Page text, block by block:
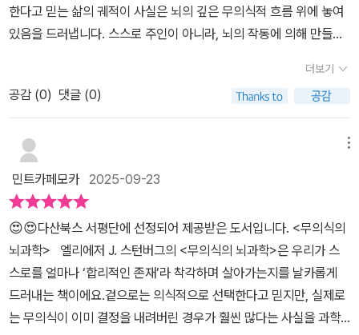
심리이지 않은가? 그러한 이해들이 결국 우리를 더 우리다운 길로 인
도하지 않을까 싶다. 우리 자신을 좀 더 이해하고자 바라는 분들의 선
택일 본서를 통해 적지 않은 깨우침과 일상의 팁들이 주어질 거라 장
담할 수도 있을 것 같다.
꿈은 대체적으로 꽤 기괴한 편이다. 무의식에 운전석을 맡길 때딴생
각에 깊게 빠진 운전자는 운전을 했다는 의식적 경험을 기억하지 못
사고로 이어질 뻔한 상황에서는 깜짝 놀라 얼른 정신을 차리고 브레
이익 소리를 내며 급정차한다. 운전자는 어쩌다 이렇게 되었는지 곰
닐지도 모른다. 잠깐이 아니라 훨씬 심각한 수준으로 멍하니 운전했
다는 생각이 든다. 어쩌면 그는 운전하는 내내 자신이 완전히 다른 데
정신을 팔고 있었을지도 모른다고 생각한다. 이렇게 멍한 상태에서
운전하는 것은 앞을 보지 않고 운전한 것이나 다를 바 없다. 운전 중
휴대전화 사용에 대한 연구도 이런 부주의 운전자의 생각을 확인시켜
준다. 한 연구에서 피험자들은 이어폰을 끼고 통화를 하면서 시뮬레
이션 운전을 했다. 시뮬레이션 상의 지도 프로그램으로 잠시 연습한
학과 뇌과학, 철학을 종횡무진 넘나들며 무의식의 실체를 파헤치고
있었는데...​뇌의 무의식은 과거 경험을 회상하고 시연하는 방법으로
방대한 기억 저장 창고에서 정보를 가져와 합리적인 선택을 하게 한
다. 문제는 기억이 항상 믿을 만한 정보원은 아니라는 것이다. 하지만
무의식은 기억에 의존해 시뮬레이션을 한다. 그렇다면 정보가 불완전
하거나 잘못된 것이라면 어떤 일이 생기는가?...무의식계의 논리에
따르면 뇌는 정보에 빈틈이 생길 경우 기억에서든 맥락에서든 정보를
끌어와 그 빈틈을 메운다. 하지만 정보의 빈틈이 지각의 빈틈이 아니
라 기억 자체에 생긴 빈틈이라면? 무의식은 거대한 기억 저장 창고의
정보에 의존해 시뮬레이션을 만들어야 하는데, 그 창고에 구멍이 생
기면 무의식은 그것을 어떻게 메워야 하는가? 이미 알다시피 뇌는 자
체적으로 이야기를 꾸며낼 수 있다. - page 165 ~ 166​이로 인해 무
의식이 우리의 행동을 설계하고 기억을 재편하며, 심지어 '자아'라는
이야기를 써 내려간다는 사실이.그래서'당신이 '나'라고 믿는 자아가
는 무의식이 세계를 지각하고 기억을 구성하며 자아 정체성을 형성하
는 총체적 인지 시스템 임을 알게된다. 뇌는 보지 않아도 보는 법을 알
고, 습관이라는 이름으로 무의식 상태에서도 인간을 루틴대로 움직일
수 있다. 운동과 감정은 연결되어 있어 시뮬레이션 만으로도 근육이
음과 환각도 생겨난다. 이 모든 것이 무의식의 힘이다. 이 원리로 보았
을 때, 우리가 무의식을 잘 다루기만 한다면 우리의 능력은 무한대로
확장될 수 있다. 무의식에 대한 이해가 깊어지면서 인간에 대한 이해
도 깊어져 가는 것 같다. 뇌과학의 분야는 앞으로도 빠른 속도로 발전
할 것이다. 발전하는 뇌과학이 사람들이 가지는 아픔, 상처, 슬픔을 어
루만져줄 수 있는 세상이 오연 좋겠다. @dasanbooks#무의식의뇌
과학 #엘리에저J스턴버그#다산초당 #무의식 #신경과학 #뇌과학 #
올리버색스🔅< 다산초당 출판사에서 도서를 협찬받아 주관적으로
한다고 믿는 삶의 궤적이 사실은 뇌의 깊은 무의식적 흐름 위에 놓여
있음을 드러냅니다. 스스로 주인이 아니라, 뇌의 작동에 의해 만들어
감을 줍니다.읽는 내내, '나는 과연 어디까지가 나인가'라는 질문이 마
음속에 남습니다. 무의식이 나를 이끌어간다면, 나의 선택과 삶의 의
미는 어떻게 정의해야 할까요? 그러나 동시에, 이 불완전하고도 기묘
한 뇌의 작동이 있었기에 우리는 사랑하고, 두려워하고, 꿈꾸며, 인간
할 때, 오히려 인간은 더 겸허해지고, 더 깊은 자기 이해에 다가설 수
있다는 울림을 남깁니다.
더보기
공감 (0) 댓글 (0)
민트카페모카2025-09-23
😍😍다산북스 서평단에 선정되어 제공받은 도서입니다. <무의식의
뇌과학> 엘리에저 J. 스턴버그의 <무의식의 뇌과학>은 우리가 스
스로를 얼마나 ‘합리적인 존재’라 착각하며 살아가는지를 날카롭게
드러내는 책이에요.겉으로는 의식적으로 선택한다고 믿지만, 실제로
는 무의식이 이미 결정을 내려버린 경우가 훨씬 많다는 사실을 과학